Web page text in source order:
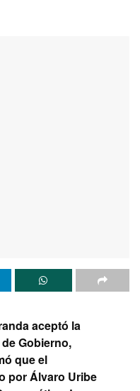
aceptó la
Gobierno,
que el
por Álvaro Uribe